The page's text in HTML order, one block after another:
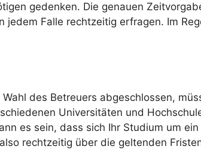
gedenken. Die genauen
Falle rechtzeitig erfragen. Im
des Betreuers abgeschlossen,
Universitäten und
es sein, dass sich Ihr Studium um
rechtzeitig über die geltenden